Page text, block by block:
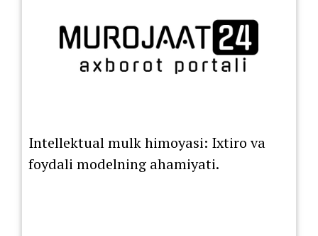
Intellektual mulk himoyasi: Ixtiro va
foydali modelning ahamiyati.